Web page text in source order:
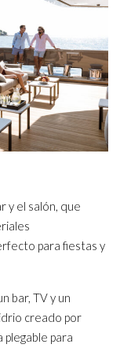
y el salón, que
para fiestas y
bar, TV y un
creado por
plegable para